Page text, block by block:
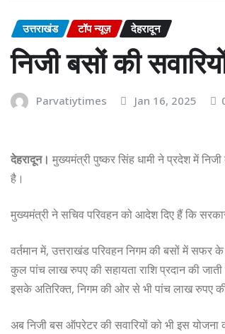
उत्तराखंड टॉप न्यूज़ देहरादून
निजी बसों की
Parvatiytimes Jan 16, 2025
देहरादून। मुख्यमंत्री पुष्कर सिंह धामी ने प्रदेश में
है।
मुख्यमंत्री ने सचिव परिवहन को आदेश दिए हैं कि
वर्तमान में, उत्तराखंड परिवहन निगम की बसों में सफर
कुल पांच लाख रुपए की सहायता राशि प्रदान की जाती
इसके अतिरिक्त, निगम की ओर से भी पांच लाख रुपए की
अब निजी बस ऑपरेटर की सवारियों को भी इस